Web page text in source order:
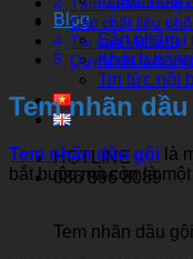
Blog
Sản phẩm
Khách hàng
Tin tức nội
HOTLINE
086 896 8089
Tầm quan trọng
Các chất liệu
Tại sao Vietlabel
Quy trình làm
Tem nhãn
Tem nhãn dầu gội là
bắt buộc mà còn là
Tem nhãn dầu